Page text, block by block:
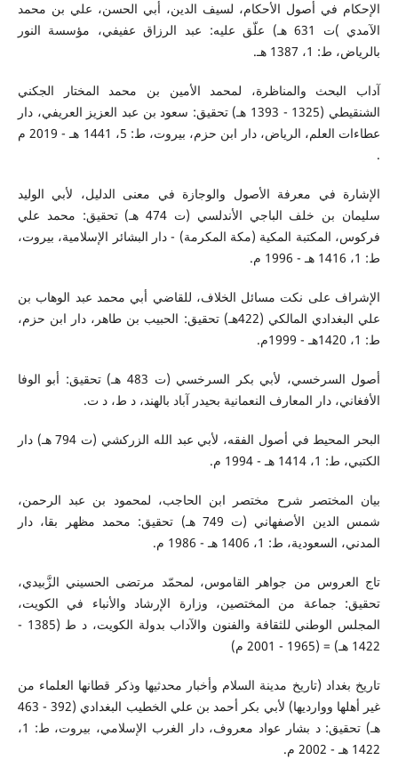
الإحكام في أصول الأحكام، لسيف الدين، أبي الحسن، علي بن محمد
الآمدي )ت 631 هـ) علّق عليه: عبد الرزاق عفيفي، مؤسسة النور
بالرياض، ط: 1، 1387 هـ.
آداب البحث والمناظرة، لمحمد الأمين بن محمد المختار الجكني
الشنقيطي (1325 - 1393 هـ) تحقيق: سعود بن عبد العزيز العريفي، دار
عطاءات العلم، الرياض، دار ابن حزم، بيروت، ط: 5، 1441 هـ - 2019 م
.
الإشارة في معرفة الأصول والوجازة في معنى الدليل، لأبي الوليد
سليمان بن خلف الباجي الأندلسي (ت 474 هـ) تحقيق: محمد علي
فركوس، المكتبة المكية (مكة المكرمة) - دار البشائر الإسلامية، بيروت،
ط: 1، 1416 هـ - 1996 م.
الإشراف على نكت مسائل الخلاف، للقاضي أبي محمد عبد الوهاب بن
علي البغدادي المالكي (422هـ) تحقيق: الحبيب بن طاهر، دار ابن حزم،
ط: 1، 1420هـ - 1999م.
أصول السرخسي، لأبي بكر السرخسي (ت 483 هـ) تحقيق: أبو الوفا
الأفغاني، دار المعارف النعمانية بحيدر آباد بالهند، د ط، د ت.
البحر المحيط في أصول الفقه، لأبي عبد الله الزركشي (ت 794 هـ) دار
الكتبي، ط: 1، 1414 هـ - 1994 م.
بيان المختصر شرح مختصر ابن الحاجب، لمحمود بن عبد الرحمن،
شمس الدين الأصفهاني (ت 749 هـ) تحقيق: محمد مظهر بقا، دار
المدني، السعودية، ط: 1، 1406 هـ - 1986 م.
تاج العروس من جواهر القاموس، لمحمّد مرتضى الحسيني الزَّبيدي،
تحقيق: جماعة من المختصين، وزارة الإرشاد والأنباء في الكويت،
المجلس الوطني للثقافة والفنون والآداب بدولة الكويت، د ط (1385 -
1422 هـ) = (1965 - 2001 م)
تاريخ بغداد (تاريخ مدينة السلام وأخبار محدثيها وذكر قطانها العلماء من
غير أهلها ووارديها) لأبي بكر أحمد بن علي الخطيب البغدادي (392 - 463
هـ) تحقيق: د بشار عواد معروف، دار الغرب الإسلامي، بيروت، ط: 1،
1422 هـ - 2002 م.